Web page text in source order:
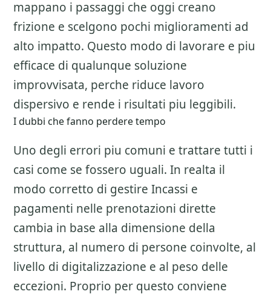
mappano i passaggi che oggi creano
frizione e scelgono pochi miglioramenti ad
alto impatto. Questo modo di lavorare e piu
efficace di qualunque soluzione
improvvisata, perche riduce lavoro
dispersivo e rende i risultati piu leggibili.
I dubbi che fanno perdere tempo
Uno degli errori piu comuni e trattare tutti i
casi come se fossero uguali. In realta il
modo corretto di gestire Incassi e
pagamenti nelle prenotazioni dirette
cambia in base alla dimensione della
struttura, al numero di persone coinvolte, al
livello di digitalizzazione e al peso delle
eccezioni. Proprio per questo conviene